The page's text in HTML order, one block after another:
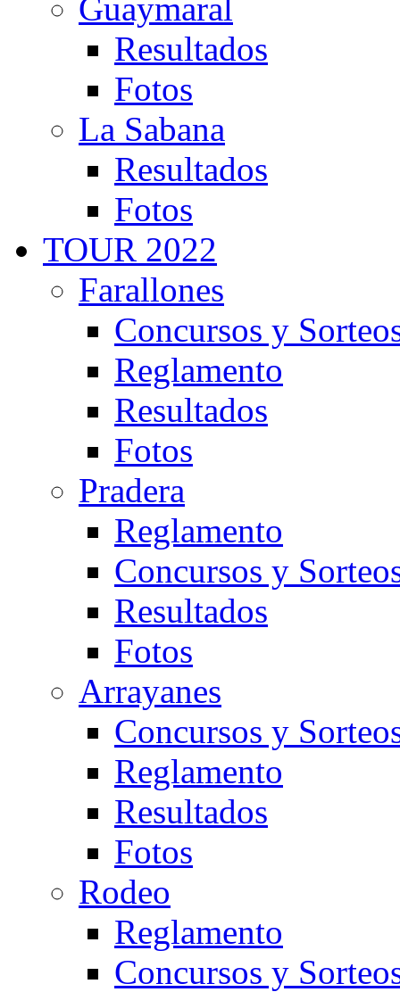
Guaymaral
Resultados
Fotos
La Sabana
Resultados
Fotos
TOUR 2022
Farallones
Concursos y
Reglamento
Resultados
Fotos
Pradera
Reglamento
Concursos y
Resultados
Fotos
Arrayanes
Concursos y
Reglamento
Resultados
Fotos
Rodeo
Reglamento
Concursos y